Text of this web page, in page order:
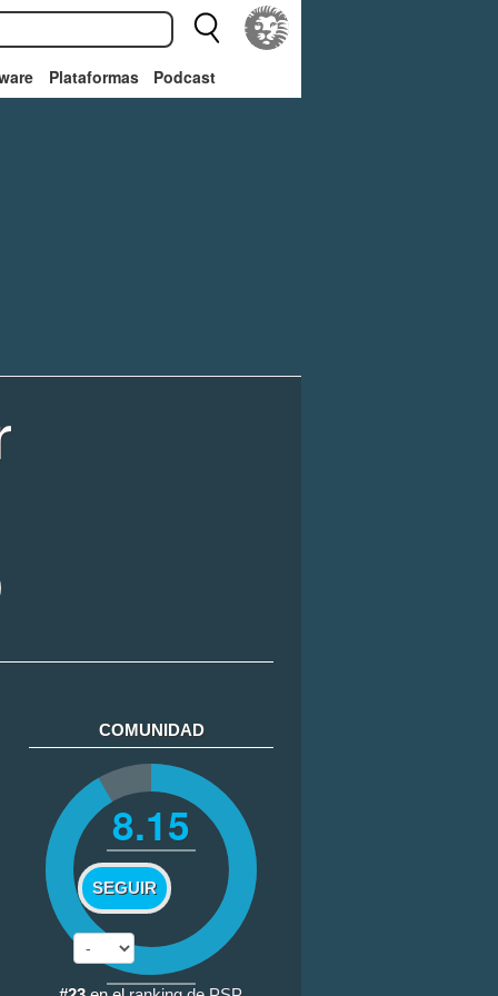
Plataformas Podcast
COMUNIDAD
8.15
SEGUIR